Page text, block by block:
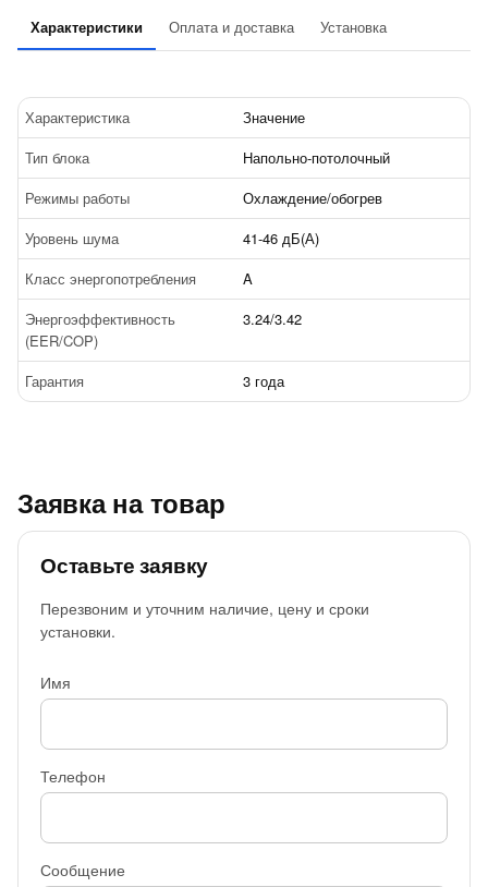
Характеристики Оплата и доставка Установка
Характеристика
Значение
Тип блока
Напольно-потолочный
Режимы работы
Охлаждение/обогрев
Уровень шума
41-46 дБ(А)
Класс энергопотребления
A
Энергоэффективность
(EER/COP)
3.24/3.42
Гарантия 3 года
Заявка на товар
Оставьте заявку
Перезвоним и уточним наличие, цену и сроки
установки.
Имя
Телефон
Сообщение